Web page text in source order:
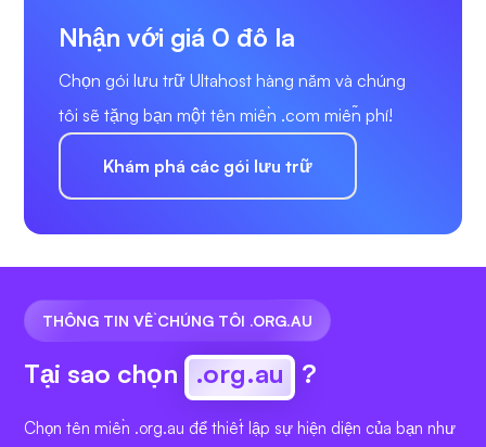
Nhận với giá 0 đô la
Chọn gói lưu trữ Ultahost hàng năm và chúng
tôi sẽ tặng bạn một tên miền .com miễn phí!
Khám phá các gói lưu trữ
THÔNG TIN VỀ CHÚNG TÔI .ORG.AU
Tại sao chọn .org.au ?
Chọn tên miền .org.au để thiết lập sự hiện diện của bạn như